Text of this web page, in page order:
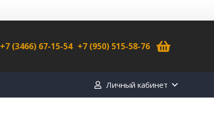
+7 (3466) 67-15-54 +7 (950) 515-58-76
Личный кабинет